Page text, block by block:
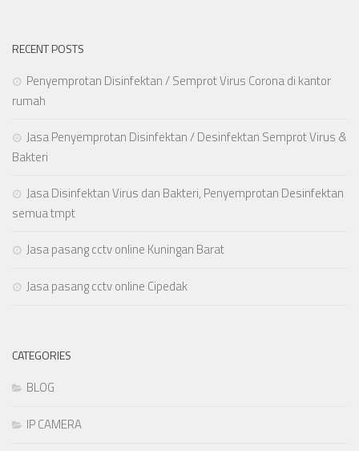
RECENT POSTS
Penyemprotan Disinfektan / Semprot Virus Corona di kantor
rumah
Jasa Penyemprotan Disinfektan / Desinfektan Semprot Virus &
Bakteri
Jasa Disinfektan Virus dan Bakteri, Penyemprotan Desinfektan
semua tmpt
Jasa pasang cctv online Kuningan Barat
Jasa pasang cctv online Cipedak
CATEGORIES
BLOG
IP CAMERA